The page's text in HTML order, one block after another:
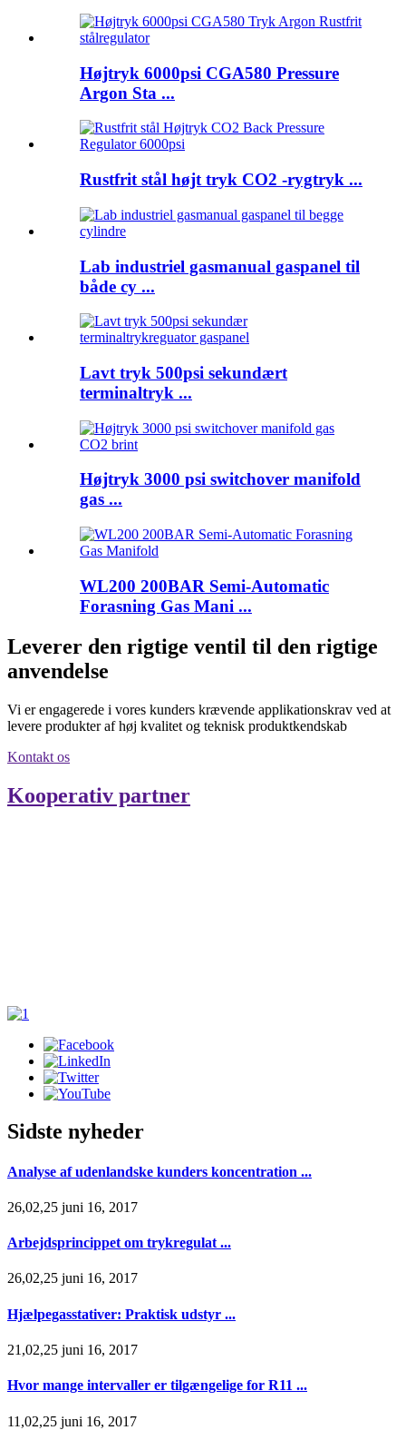
Højtryk 6000psi CGA580 Pressure
Argon Sta ...
Rustfrit stål højt tryk CO2 -rygtryk ...
Lab industriel gasmanual gaspanel til
både cy ...
Lavt tryk 500psi sekundært
terminaltryk ...
Højtryk 3000 psi switchover manifold
gas ...
WL200 200BAR Semi-Automatic
Forasning Gas Mani ...
Leverer den rigtige ventil til den rigtige
anvendelse
Vi er engagerede i vores kunders krævende applikationskrav ved at
levere produkter af høj kvalitet og teknisk produktkendskab
Kontakt os
Kooperativ partner
Sidste nyheder
Analyse af udenlandske kunders koncentration ...
26,02,25 juni 16, 2017
Arbejdsprincippet om trykregulat ...
26,02,25 juni 16, 2017
Hjælpegasstativer: Praktisk udstyr ...
21,02,25 juni 16, 2017
Hvor mange intervaller er tilgængelige for R11 ...
11,02,25 juni 16, 2017